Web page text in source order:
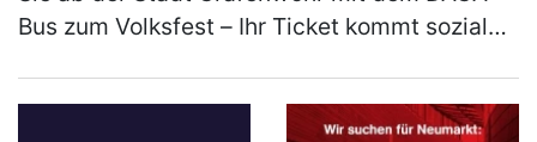
Bus zum Volksfest – Ihr Ticket kommt sozialen